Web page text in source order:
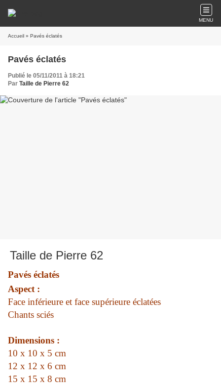
MENU
Accueil » Pavés éclatés
Pavés éclatés
Publié le 05/11/2011 à 18:21
Par Taille de Pierre 62
Taille de Pierre 62
Pavés éclatés
Aspect :
Face inférieure et face supérieure éclatées
Chants sciés
Dimensions :
10 x 10 x 5 cm
12 x 12 x 6 cm
15 x 15 x 8 cm